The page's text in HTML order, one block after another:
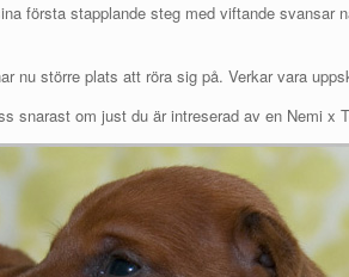
första stapplande steg med viftande svansar
nu större plats att röra sig på. Verkar vara
snarast om just du är intreserad av en Nemi x